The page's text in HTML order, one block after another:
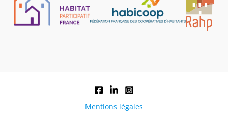
Mentions légales